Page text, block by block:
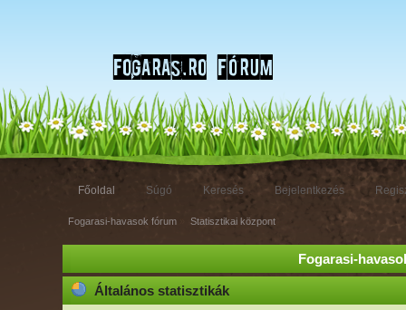
Főoldal Súgó Keresés Bejelentkezés
Fogarasi-havasok fórum Statisztikai központ
Fogarasi-
Általános statisztikák